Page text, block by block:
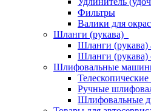
Фильтры
Валики для
Шланги (рукава)
Шланги (рукава)
Шланги (рукава)
Шлифовальные
Ручные
Шлифовальные